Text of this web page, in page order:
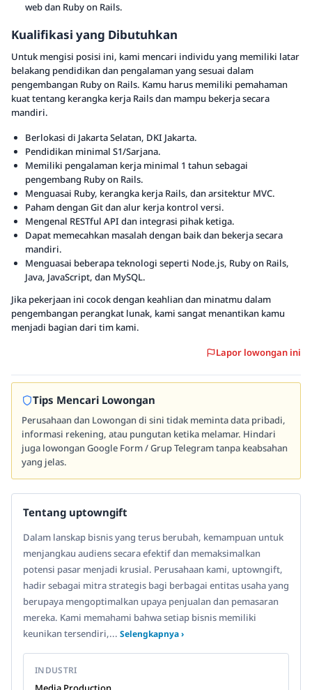
web dan Ruby on Rails.
Kualifikasi yang Dibutuhkan
Untuk mengisi posisi ini, kami mencari individu yang memiliki latar
belakang pendidikan dan pengalaman yang sesuai dalam
pengembangan Ruby on Rails. Kamu harus memiliki pemahaman
kuat tentang kerangka kerja Rails dan mampu bekerja secara
mandiri.
Berlokasi di Jakarta Selatan, DKI Jakarta.
Pendidikan minimal S1/Sarjana.
Memiliki pengalaman kerja minimal 1 tahun sebagai
pengembang Ruby on Rails.
Menguasai Ruby, kerangka kerja Rails, dan arsitektur MVC.
Paham dengan Git dan alur kerja kontrol versi.
Mengenal RESTful API dan integrasi pihak ketiga.
Dapat memecahkan masalah dengan baik dan bekerja secara
mandiri.
Menguasai beberapa teknologi seperti Node.js, Ruby on Rails,
Java, JavaScript, dan MySQL.
Jika pekerjaan ini cocok dengan keahlian dan minatmu dalam
pengembangan perangkat lunak, kami sangat menantikan kamu
menjadi bagian dari tim kami.
Lapor lowongan ini
Tips Mencari Lowongan
Perusahaan dan Lowongan di sini tidak meminta data pribadi,
informasi rekening, atau pungutan ketika melamar. Hindari
juga lowongan Google Form / Grup Telegram tanpa keabsahan
yang jelas.
Tentang uptowngift
Dalam lanskap bisnis yang terus berubah, kemampuan untuk
menjangkau audiens secara efektif dan memaksimalkan
potensi pasar menjadi krusial. Perusahaan kami, uptowngift,
hadir sebagai mitra strategis bagi berbagai entitas usaha yang
berupaya mengoptimalkan upaya penjualan dan pemasaran
mereka. Kami memahami bahwa setiap bisnis memiliki
keunikan tersendiri,... Selengkapnya ›
INDUSTRI